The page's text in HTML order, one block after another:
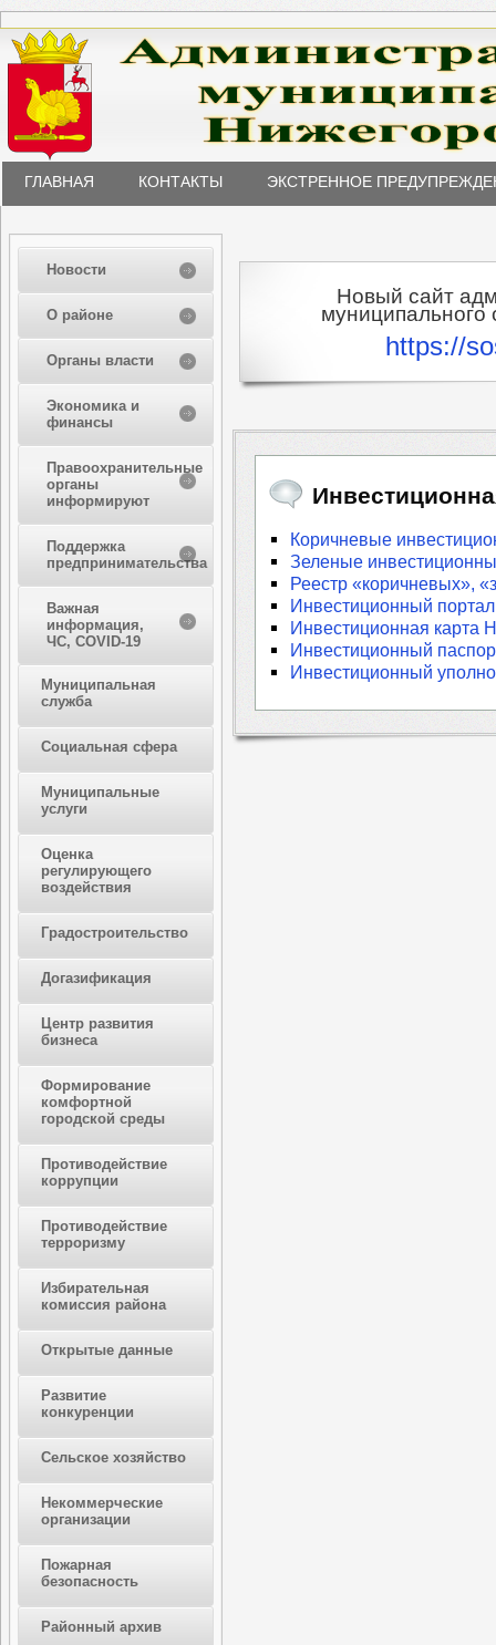
ГЛАВНАЯ КОНТАКТЫ ЭКСТРЕННОЕ
Новости
О районе
Органы власти
Экономика и
финансы
Правоохранительные
органы
информируют
Поддержка
предпринимательства
Важная
информация,
ЧС, COVID-19
Муниципальная
служба
Социальная сфера
Муниципальные
услуги
Оценка
регулирующего
воздействия
Градостроительство
Догазификация
Центр развития
бизнеса
Формирование
комфортной
городской среды
Противодействие
коррупции
Противодействие
терроризму
Избирательная
комиссия района
Открытые данные
Развитие
конкуренции
Сельское хозяйство
Некоммерческие
организации
Пожарная
безопасность
Районный архив
Новый сайт
муниципального
https://
Коричневые
Зеленые
Реестр «коричневых»,
Инвестиционный
Инвестиционная карта
Инвестиционный
Инвестиционный